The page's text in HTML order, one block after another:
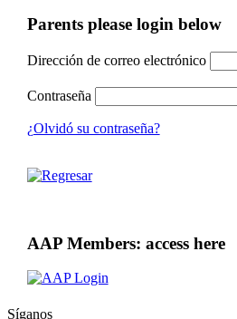
Parents please login below
Dirección de correo electrónico
Contraseña
¿Olvidó su contraseña?
AAP Members: access here
Síganos